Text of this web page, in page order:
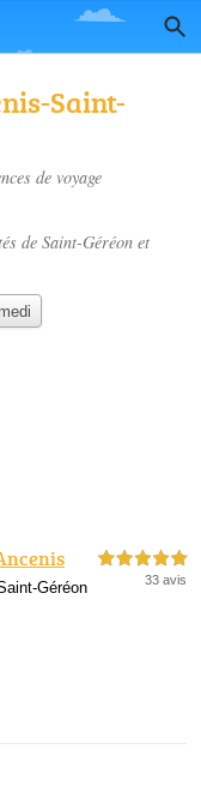
Saint-
de voyage
de Saint-Géréon et
Géréon
5,0 étoiles sur 5
33 avis